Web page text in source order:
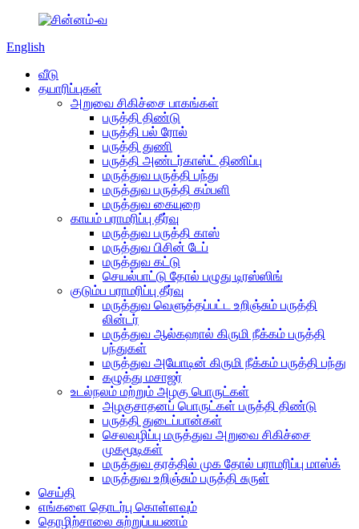
English
வீடு
தயாரிப்புகள்
அறுவை சிகிச்சை பாகங்கள்
பருத்தி திண்டு
பருத்தி பல் ரோல்
பருத்தி துணி
பருத்தி அண்டர்காஸ்ட் திணிப்பு
மருத்துவ பருத்தி பந்து
மருத்துவ பருத்தி கம்பளி
மருத்துவ கையுறை
காயம் பராமரிப்பு தீர்வு
மருத்துவ பருத்தி காஸ்
மருத்துவ பிசின் டேப்
மருத்துவ கட்டு
செயல்பாட்டு தோல் பழுது டிரஸ்ஸிங்
குடும்ப பராமரிப்பு தீர்வு
மருத்துவ வெளுத்தப்பட்ட உறிஞ்சும் பருத்தி
லின்டர்
மருத்துவ ஆல்கஹால் கிருமி நீக்கம் பருத்தி
பந்துகள்
மருத்துவ அயோடின் கிருமி நீக்கம் பருத்தி பந்து
கழுத்து மசாஜர்
உடல்நலம் மற்றும் அழகு பொருட்கள்
அழகுசாதனப் பொருட்கள் பருத்தி திண்டு
பருத்தி துடைப்பான்கள்
செலவழிப்பு மருத்துவ அறுவை சிகிச்சை
முகமூடிகள்
மருத்துவ தரத்தில் முக தோல் பராமரிப்பு மாஸ்க்
மருத்துவ உறிஞ்சும் பருத்தி சுருள்
செய்தி
எங்களை தொடர்பு கொள்ளவும்
தொழிற்சாலை சுற்றுப்பயணம்